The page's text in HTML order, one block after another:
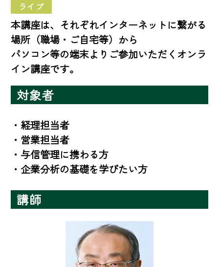
ライブ
本講座は、それぞれインターネットに繋がる
場所（職場・ご自宅等）から
パソコン等の端末よりご参加いただくオンラ
イン講座です。
対象者
・経理担当者
・営業担当者
・与信管理に携わる方
・企業分析の基礎を学びたい方
講師